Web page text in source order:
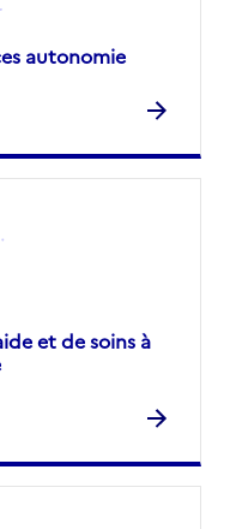
autonomie
et de soins à